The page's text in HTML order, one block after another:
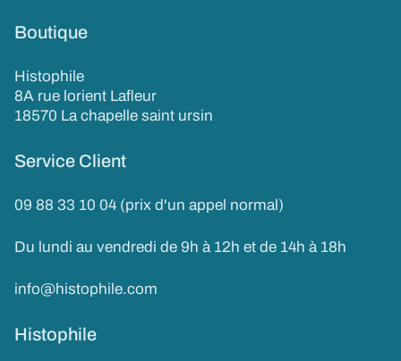
Boutique
Histophile
8A rue lorient Lafleur
18570 La chapelle saint ursin
Service Client
09 88 33 10 04 (prix d'un appel normal)
Du lundi au vendredi de 9h à 12h et de 14h à 18h
info@histophile.com
Histophile